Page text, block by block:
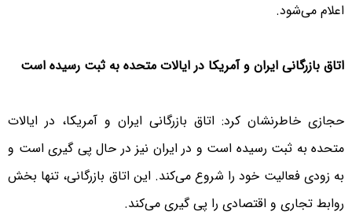
اعلام می‌شود.
اتاق بازرگانی ایران و آمریکا در ایالات متحده به ثبت رسیده است
حجازی خاطرنشان کرد: اتاق بازرگانی ایران و آمریکا، در ایالات
متحده به ثبت رسیده است و در ایران نیز در حال پی گیری است و
به زودی فعالیت خود را شروع می‌کند. این اتاق بازرگانی، تنها بخش
روابط تجاری و اقتصادی را پی گیری می‌کند.